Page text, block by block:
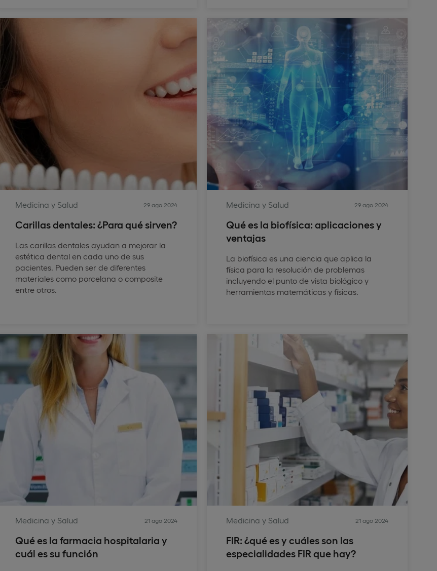
Medicina y Salud 29 ago 2024
Carillas dentales: ¿Para qué sirven?
Las carillas dentales ayudan a mejorar la
estética dental en cada uno de sus
pacientes. Pueden ser de diferentes
materiales como porcelana o composite
entre otros.
Medicina y Salud 29 ago 2024
Qué es la biofísica: aplicaciones y
ventajas
La biofísica es una ciencia que aplica la
física para la resolución de problemas
incluyendo el punto de vista biológico y
herramientas matemáticas y físicas.
Medicina y Salud 21 ago 2024
Qué es la farmacia hospitalaria y
cuál es su función
Medicina y Salud 21 ago 2024
FIR: ¿qué es y cuáles son las
especialidades FIR que hay?